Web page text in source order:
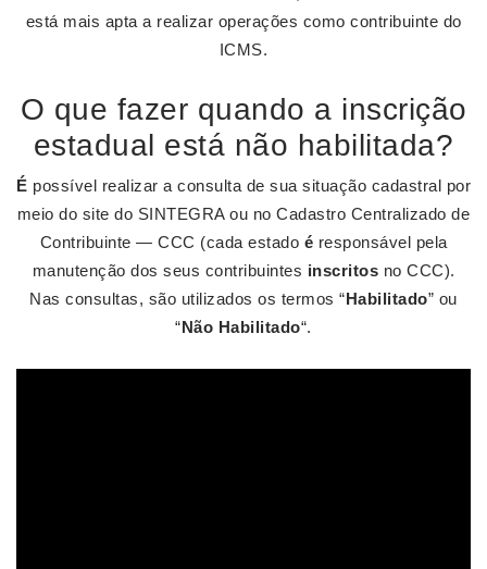
está mais apta a realizar operações como contribuinte do
ICMS.
O que fazer quando a inscrição
estadual está não habilitada?
É possível realizar a consulta de sua situação cadastral por
meio do site do SINTEGRA ou no Cadastro Centralizado de
Contribuinte — CCC (cada estado é responsável pela
manutenção dos seus contribuintes inscritos no CCC).
Nas consultas, são utilizados os termos “Habilitado” ou
“Não Habilitado“.